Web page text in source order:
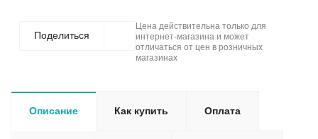
Поделиться
Цена действительна только для
интернет-магазина и может
отличаться от цен в розничных
магазинах
Описание Как купить Оплата